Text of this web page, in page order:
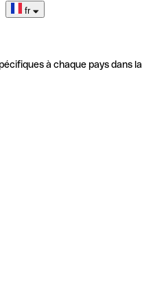
fr
à chaque pays dans la